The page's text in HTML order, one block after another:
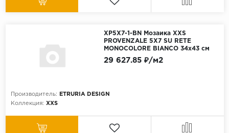
XP5X7-1-BN Мозаика XXS
PROVENZALE 5X7 SU RETE
MONOCOLORE BIANCO 34x43 см
Производитель:
ETRURIA DESIGN
Коллекция: XXS
29 627.85 ₽/м2